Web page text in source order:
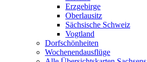
Erzgebirge
Oberlausitz
Sächsische Schweiz
Vogtland
Dorfschönheiten
Wochenendausflüge